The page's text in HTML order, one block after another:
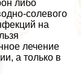
либо
солевого
на
лечение
а только в